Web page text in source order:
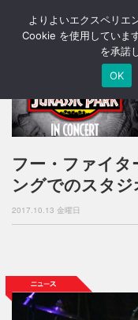
フー・ファイタ
ングでのスタ
2017.10.13 金曜日
よりよいエクスペリエ
Cookie を使用していま
を承諾
OK